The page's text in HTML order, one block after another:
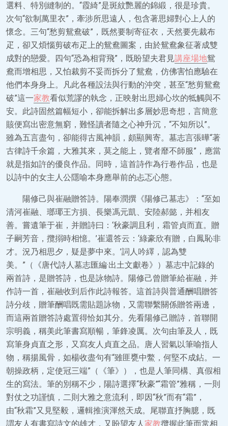
選料、特別縫制的。“霞綺”是斑紋艷麗的錦緞，很是珍貴。
次句“欲制萬里衣”，牽涉所思遠人，包含著思婦對心上人的
懷念。三句“愁剪鴛鴦破”，既然要制寄征衣，天然要先裁布
疋，卻又煩惱剪破布疋上的鴛鴦圖案，由於鴛鴦象征著成雙
成對的戀愛。四句“恐為相背飛”，既盼望夫君見講座場地鴛
鴦而增相思，又怕裁剪不妥而拆分了鴛鴦，仿佛害怕應驗在
他們本身身上。凡此各種設法與行動的沖突，甚至“愁剪鴛鴦
破”這一家教看似荒謬的執念，正映射出思婦心坎的牴觸與不
安。此詩固然篇幅短小，卻能拆解出多層妙思奇想，言簡意
賅便寫出密意無窮，難怪讀者隨之心神升沉，“不知所以”。
雖為五言盡句，卻能得古風神韻，頗顯興寄。墓志言張曄“著
古律詩千余篇，大雅其來，莫之能上，覽者靡不師服”，應當
就是指如許的優良作品。同時，這首詩作為行卷作品，也是
以詩中的女主人公隱喻本身應舉前的忐忑心態。
陽修己與崔融贈答詩。陽奉潤撰《陽修己墓志》：“至如
清河崔融、瑯瑘王方損、長樂馮元凱、安陸郝懿，并相友
善。嘗遺筆于崔，并贈詩曰：‘秋豪調且利，霜管貞而直。贈
子嗣芳音，攬搦時相憶。’崔還答云：‘綠豪欣有贈，白鳳恥非
才。況乃相思夕，疑是夢中來。’詞人吟繹，認為雙
美。”（《唐代詩人墓志匯編·出土文獻卷》）墓志中記錄的
兩首詩，是贈答詩，也是詠物詩。陽修己曾贈筆給崔融，并
作詩一首，崔融收到后作此詩報答。這首詩與普通酬唱贈答
詩分歧，贈筆酬唱既需貼題詠物，又需聯繫關係贈答兩邊，
而這兩首贈答詩處置得恰如其分。先看陽修己贈詩，首聯開
宗明義，稱美此筆書寫順暢，筆鋒凌厲。次句由筆及人，既
寫筆身貞直之形，又寫友人貞直之品。唐人習氣以筆喻指人
物，稱揚風骨，如楊收盡句有“雖匪甕中鱉，何堅不成鉆。一
朝操政柄，定使冠三端”（《筆》），也是人筆同構、真假相
生的寫法。筆的別稱不少，陽詩選擇“秋豪”“霜管”雅稱，一則
對仗之功謹慎，二則大雅之意流利，即因“秋”而有“霜”，
由“秋霜”又見堅毅，邏輯推演渾然天成。尾聯直抒胸臆，既
謂友人有書寫詩文的雄才，又盼望友人 家教攬握此筆而常相